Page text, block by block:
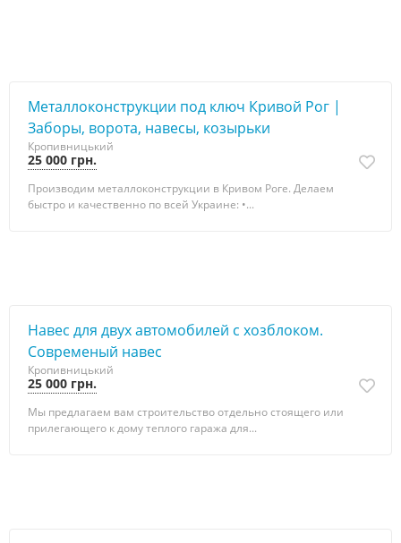
Металлоконструкции под ключ Кривой Рог |
Заборы, ворота, навесы, козырьки
Кропивницький
25 000 грн.
Производим металлоконструкции в Кривом Роге. Делаем
быстро и качественно по всей Украине: •...
Навес для двух автомобилей с хозблоком.
Современый навес
Кропивницький
25 000 грн.
Мы предлагаем вам строительство отдельно стоящего или
прилегающего к дому теплого гаража для...